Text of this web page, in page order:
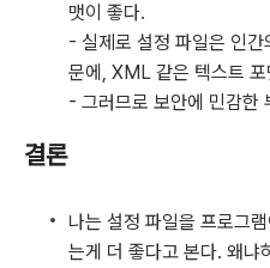
맷이 좋다.
- 실제로 설정 파일은 인
문에, XML 같은 텍스트 포
- 그러므로 보안에 민감한
결론
나는 설정 파일을 프로그
는게 더 좋다고 본다. 왜냐